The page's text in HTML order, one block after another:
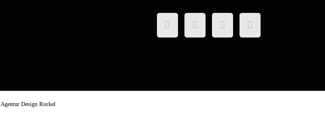
Agentur Design Rockel